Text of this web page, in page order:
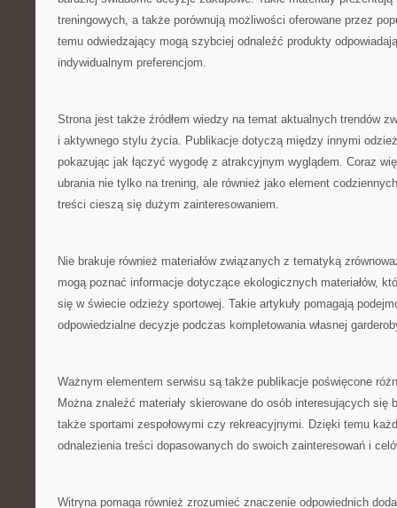
treningowych, a także porównują możliwości oferowane przez
temu odwiedzający mogą szybciej odnaleźć produkty
indywidualnym preferencjom.
Strona jest także źródłem wiedzy na temat aktualnych trendów
i aktywnego stylu życia. Publikacje dotyczą między innymi
pokazując jak łączyć wygodę z atrakcyjnym wyglądem. Coraz
ubrania nie tylko na trening, ale również jako element
treści cieszą się dużym zainteresowaniem.
Nie brakuje również materiałów związanych z tematyką
mogą poznać informacje dotyczące ekologicznych materiałów,
się w świecie odzieży sportowej. Takie artykuły pomagają
odpowiedzialne decyzje podczas kompletowania własnej
Ważnym elementem serwisu są także publikacje poświęcone
Można znaleźć materiały skierowane do osób interesujących się
także sportami zespołowymi czy rekreacyjnymi. Dzięki temu
odnalezienia treści dopasowanych do swoich zainteresowań i
Witryna pomaga również zrozumieć znaczenie odpowiednich